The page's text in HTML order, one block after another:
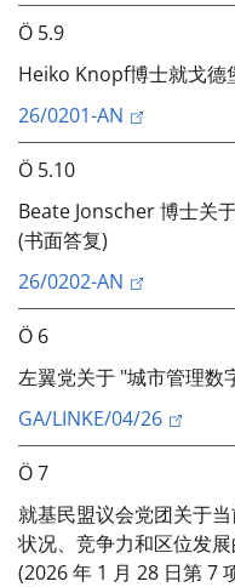
Ö 5.9
Heiko Knopf博士就戈德
26/0201-AN
Ö 5.10
Beate Jonscher 博士关
(书面答复)
26/0202-AN
Ö 6
左翼党关于 "城市管理数
GA/LINKE/04/26
Ö 7
就基民盟议会党团关于
状况、竞争力和区位发
(2026 年 1 月 28 日第 7